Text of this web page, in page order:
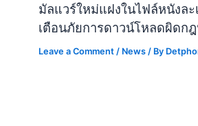
มัลแวร์ใหม่แฝงในไฟล์หนังล
เตือนภัยการดาวน์โหลดผิดก
Leave a Comment / News / By